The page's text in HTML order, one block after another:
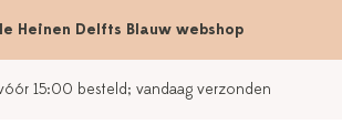
Heinen Delfts Blauw webshop
15:00 besteld; vandaag verzonden